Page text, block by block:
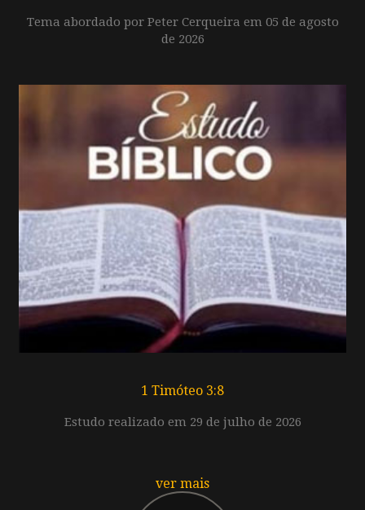
Tema abordado por Peter Cerqueira em 05 de agosto
de 2026
1 Timóteo 3:8
Estudo realizado em 29 de julho de 2026
ver mais